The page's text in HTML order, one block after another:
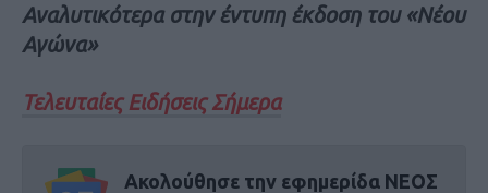
Αναλυτικότερα στην έντυπη έκδοση του «Νέου
Αγώνα»
Τελευταίες Ειδήσεις Σήμερα
Ακολούθησε την εφημερίδα ΝΕΟΣ